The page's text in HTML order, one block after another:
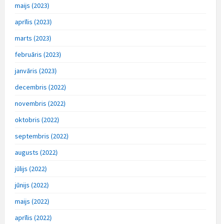
maijs (2023)
aprīlis (2023)
marts (2023)
februāris (2023)
janvāris (2023)
decembris (2022)
novembris (2022)
oktobris (2022)
septembris (2022)
augusts (2022)
jūlijs (2022)
jūnijs (2022)
maijs (2022)
aprīlis (2022)